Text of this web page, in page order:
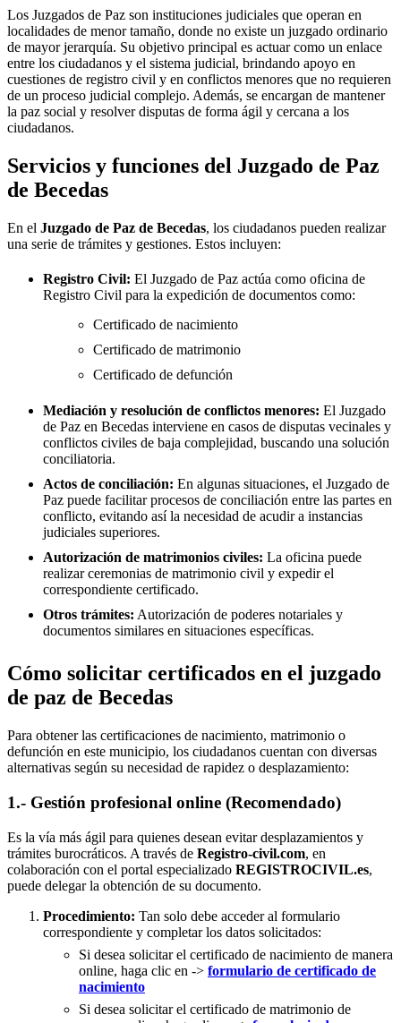
Los Juzgados de Paz son instituciones judiciales que operan en
localidades de menor tamaño, donde no existe un juzgado ordinario
de mayor jerarquía. Su objetivo principal es actuar como un enlace
entre los ciudadanos y el sistema judicial, brindando apoyo en
cuestiones de registro civil y en conflictos menores que no requieren
de un proceso judicial complejo. Además, se encargan de mantener
la paz social y resolver disputas de forma ágil y cercana a los
ciudadanos.
Servicios y funciones del Juzgado de Paz
de Becedas
En el Juzgado de Paz de Becedas, los ciudadanos pueden realizar
una serie de trámites y gestiones. Estos incluyen:
Registro Civil: El Juzgado de Paz actúa como oficina de
Registro Civil para la expedición de documentos como:
Certificado de nacimiento
Certificado de matrimonio
Certificado de defunción
Mediación y resolución de conflictos menores: El Juzgado
de Paz en Becedas interviene en casos de disputas vecinales y
conflictos civiles de baja complejidad, buscando una solución
conciliatoria.
Actos de conciliación: En algunas situaciones, el Juzgado de
Paz puede facilitar procesos de conciliación entre las partes en
conflicto, evitando así la necesidad de acudir a instancias
judiciales superiores.
Autorización de matrimonios civiles: La oficina puede
realizar ceremonias de matrimonio civil y expedir el
correspondiente certificado.
Otros trámites: Autorización de poderes notariales y
documentos similares en situaciones específicas.
Cómo solicitar certificados en el juzgado
de paz de Becedas
Para obtener las certificaciones de nacimiento, matrimonio o
defunción en este municipio, los ciudadanos cuentan con diversas
alternativas según su necesidad de rapidez o desplazamiento:
1.- Gestión profesional online (Recomendado)
Es la vía más ágil para quienes desean evitar desplazamientos y
trámites burocráticos. A través de Registro-civil.com, en
colaboración con el portal especializado REGISTROCIVIL.es,
puede delegar la obtención de su documento.
Procedimiento: Tan solo debe acceder al formulario
correspondiente y completar los datos solicitados:
Si desea solicitar el certificado de nacimiento de manera
online, haga clic en -> formulario de certificado de
nacimiento
Si desea solicitar el certificado de matrimonio de